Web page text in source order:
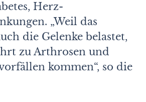
Herz-
„Weil das
die Gelenke belas­tet,
zu Arthrosen und
kommen“, so die